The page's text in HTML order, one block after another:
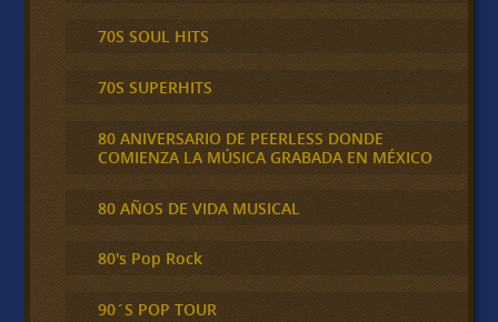
70S SOUL HITS
70S SUPERHITS
80 ANIVERSARIO DE PEERLESS DONDE
COMIENZA LA MÚSICA GRABADA EN MÉXICO
80 AÑOS DE VIDA MUSICAL
80's Pop Rock
90´S POP TOUR